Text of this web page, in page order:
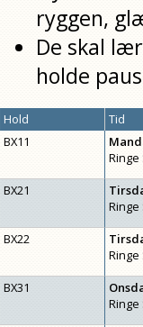
ryggen,
De skal
holde
Hold Tid
BX11
Ringe
BX21
Ringe
BX22
Ringe
BX31
Ringe